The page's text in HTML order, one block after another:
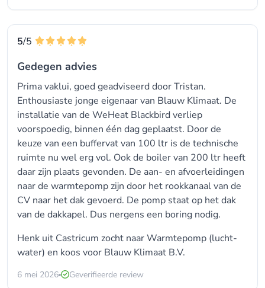
5/5
Gedegen advies
Prima vaklui, goed geadviseerd door Tristan.
Enthousiaste jonge eigenaar van Blauw Klimaat. De
installatie van de WeHeat Blackbird verliep
voorspoedig, binnen één dag geplaatst. Door de
keuze van een buffervat van 100 ltr is de technische
ruimte nu wel erg vol. Ook de boiler van 200 ltr heeft
daar zijn plaats gevonden. De aan- en afvoerleidingen
naar de warmtepomp zijn door het rookkanaal van de
CV naar het dak gevoerd. De pomp staat op het dak
van de dakkapel. Dus nergens een boring nodig.
Henk uit Castricum zocht naar Warmtepomp (lucht-
water) en koos voor Blauw Klimaat B.V.
6 mei 2026 Geverifieerde review